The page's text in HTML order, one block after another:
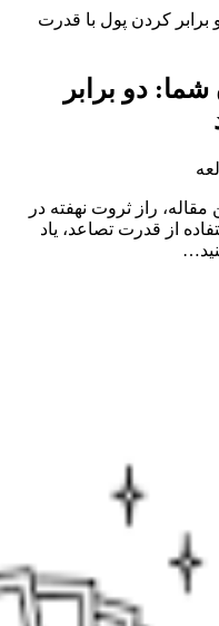
برابر کردن پول با قدرت
دو برابر
مقاله، راز ثروت نهفته در
از قدرت تصاعد، یاد